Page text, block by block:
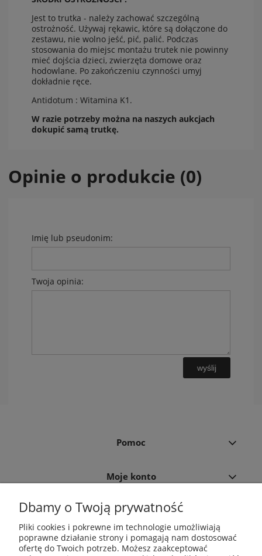
Jest to trutka - należy zachować szczególną
ostrożność. Używaj rękawic, które są dołączone do
zestawu, nie wolno jeść, pić, palić. Podczas
stosowania do miejsc montażu trutek nie powinny
mieć dojścia dzieci, zwierzęta domowe oraz
hodowlane. Po zakończeniu czynności umyj
dokładnie ręce.
Antidotum : Witamina K1.
W razie potrzeby można na naszych aukcjach
dokupić samą trutkę.
Opinie o produkcie (0)
Imię lub pseudonim:
Twoja opinia:
wyślij
Pomoc
Moje konto
Płatności i dostawa
Informacje
Dbamy o Twoją prywatność
Pliki cookies i pokrewne im technologie umożliwiają
poprawne działanie strony i pomagają nam dostosować
ofertę do Twoich potrzeb. Możesz zaakceptować